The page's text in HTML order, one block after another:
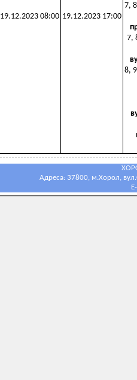
19.12.2023 08:00 19.12.2023 17:00
7,
7,
8,
Адреса: 37800, м.Хорол,